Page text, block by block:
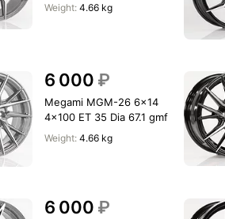
Weight:4.66 kg
6 000 ₽
Megami MGM-26 6x14
4x100 ET 35 Dia 67.1 gmf
Weight:4.66 kg
6 000 ₽